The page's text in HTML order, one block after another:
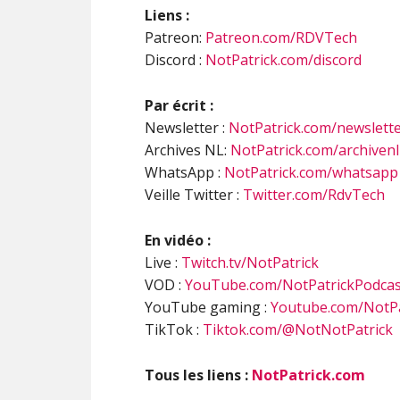
Liens :
Patreon: Patreon.com/RDVTech
Discord : NotPatrick.com/discord
Par écrit :
Newsletter : NotPatrick.com/
Archives NL: NotPatrick.com/archivenl
WhatsApp : NotPatrick.com/whatsapp
Veille Twitter : Twitter.com/RdvTech
En vidéo :
Live : Twitch.tv/NotPatrick
VOD : YouTube.com/
YouTube gaming : Youtube.com/
TikTok : Tiktok.com/@NotNotPatrick
Tous les liens : NotPatrick.com